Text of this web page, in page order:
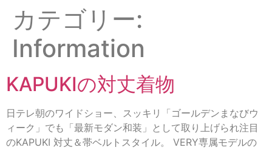
カテゴリー:
Information
KAPUKIの対丈着物
日テレ朝のワイドショー、スッキリ「ゴールデンまなびウ
ィーク」でも「最新モダン和装」として取り上げられ注目
のKAPUKI 対丈＆帯ベルトスタイル。 VERY専属モデルの